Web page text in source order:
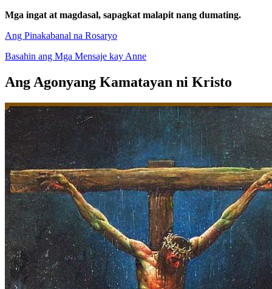
Mga ingat at magdasal, sapagkat malapit nang dumating.
Ang Pinakabanal na Rosaryo
Basahin ang Mga Mensaje kay Anne
Ang Agonyang Kamatayan ni Kristo